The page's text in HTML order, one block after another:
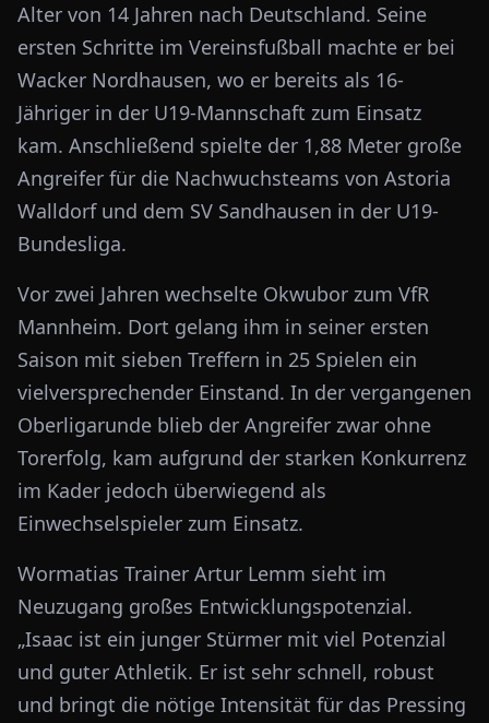
Alter von 14 Jahren nach Deutschland. Seine
ersten Schritte im Vereinsfußball machte er bei
Wacker Nordhausen, wo er bereits als 16-
Jähriger in der U19-Mannschaft zum Einsatz
kam. Anschließend spielte der 1,88 Meter große
Angreifer für die Nachwuchsteams von Astoria
Walldorf und dem SV Sandhausen in der U19-
Bundesliga.
Vor zwei Jahren wechselte Okwubor zum VfR
Mannheim. Dort gelang ihm in seiner ersten
Saison mit sieben Treffern in 25 Spielen ein
vielversprechender Einstand. In der vergangenen
Oberligarunde blieb der Angreifer zwar ohne
Torerfolg, kam aufgrund der starken Konkurrenz
im Kader jedoch überwiegend als
Einwechselspieler zum Einsatz.
Wormatias Trainer Artur Lemm sieht im
Neuzugang großes Entwicklungspotenzial.
„Isaac ist ein junger Stürmer mit viel Potenzial
und guter Athletik. Er ist sehr schnell, robust
und bringt die nötige Intensität für das Pressing